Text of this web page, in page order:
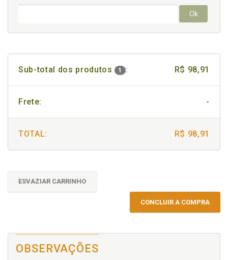
Ok
Sub-total dos produtos 1 : R$ 98,91
Frete: -
TOTAL: R$ 98,91
ESVAZIAR CARRINHO
CONCLUIR A COMPRA
OBSERVAÇÕES